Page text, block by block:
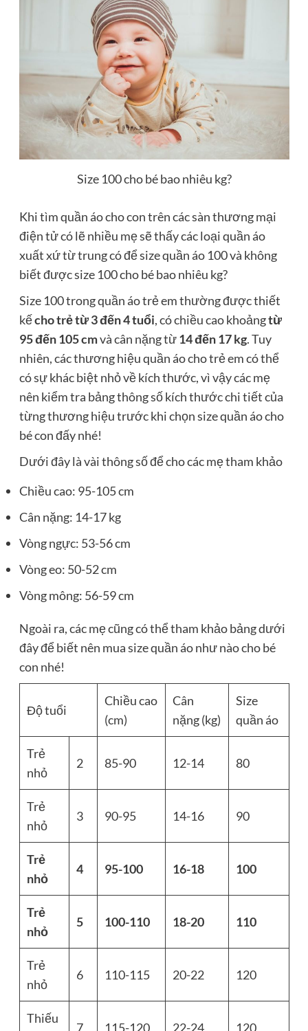
Size 100 cho bé bao nhiêu kg?
Khi tìm quần áo cho con trên các sàn thương mại
điện tử có lẽ nhiều mẹ sẽ thấy các loại quần áo
xuất xứ từ trung có để size quần áo 100 và không
biết được size 100 cho bé bao nhiêu kg?
Size 100 trong quần áo trẻ em thường được thiết
kếcho trẻ từ 3 đến 4 tuổi, có chiều cao khoảngtừ
95 đến 105 cmvà cân nặng từ14 đến 17 kg. Tuy
nhiên, các thương hiệu quần áo cho trẻ em có thể
có sự khác biệt nhỏ về kích thước, vì vậy các mẹ
nên kiểm tra bảng thông số kích thước chi tiết của
từng thương hiệu trước khi chọn size quần áo cho
bé con đấy nhé!
Dưới đây là vài thông số để cho các mẹ tham khảo
Chiều cao: 95-105 cm
Cân nặng: 14-17 kg
Vòng ngực: 53-56 cm
Vòng eo: 50-52 cm
Vòng mông: 56-59 cm
Ngoài ra, các mẹ cũng có thể tham khảo bảng dưới
đây để biết nên mua size quần áo như nào cho bé
con nhé!
Độ tuổi
Chiều cao
(cm)
Cân
nặng (kg)
Size
quần áo
Trẻ
nhỏ
2 85-90 12-14 80
Trẻ
nhỏ
3 90-95 14-16 90
Trẻ
nhỏ
4 95-100 16-18 100
Trẻ
nhỏ
5 100-110 18-20 110
Trẻ
nhỏ
6 110-115 20-22 120
Thiếu
7 115-120 22-24 120